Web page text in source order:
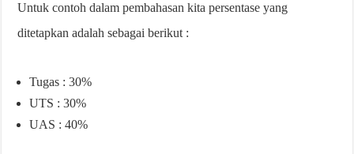
Untuk contoh dalam pembahasan kita persentase yang
ditetapkan adalah sebagai berikut :
Tugas : 30%
UTS : 30%
UAS : 40%